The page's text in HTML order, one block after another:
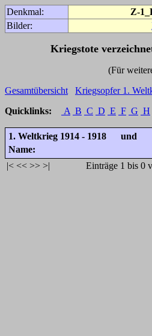
Denkmal: Z-
Bilder:
Kriegstote
(Für weitere Angaben zu
Gesamtübersicht
Kriegsopfer 1.
Quicklinks:
A B C D E F G H
1. Weltkrieg 1914 - 1918 und
Name:
|< << >> >| Einträge 1 bis 0